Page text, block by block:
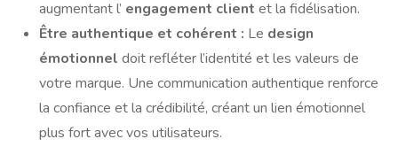
augmentant l’ engagement client et la fidélisation.
Être authentique et cohérent : Le design
émotionnel doit refléter l’identité et les valeurs de
votre marque. Une communication authentique renforce
la confiance et la crédibilité, créant un lien émotionnel
plus fort avec vos utilisateurs.